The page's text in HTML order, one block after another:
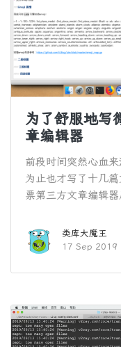
为了舒服地写
章编辑器
前段时间突然心血
为止也才写了十几
票第三方文章编辑器
类库大魔王
17 Sep 2019